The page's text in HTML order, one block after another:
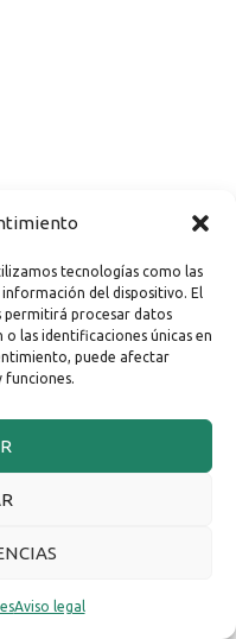
tecnologías como las
del dispositivo. El
permitirá procesar datos
las identificaciones únicas en
puede afectar
funciones.
Aviso legal